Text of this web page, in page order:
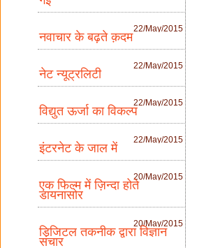
22/May/2015
नवाचार के बढ़ते क़दम
22/May/2015
नेट न्यूट्रलिटी
22/May/2015
विद्युत ऊर्जा का विकल्प
22/May/2015
इंटरनेट के जाल में
20/May/2015
एक फिल्म में ज़िन्दा होते
डायनासोर
20/May/2015
डिजिटल तकनीक द्वारा विज्ञान
संचार